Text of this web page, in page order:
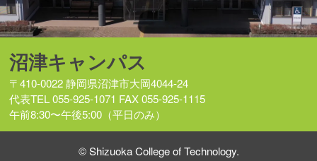
沼津キャンパス
〒410-0022 静岡県沼津市大岡4044-24
代表TEL 055-925-1071 FAX 055-925-1115
午前8:30〜午後5:00（平日のみ）
©︎ Shizuoka College of Technology.